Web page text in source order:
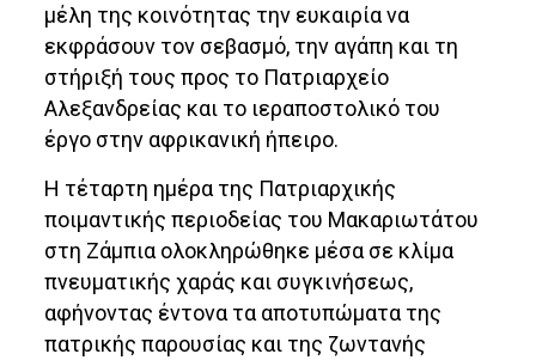
μέλη της κοινότητας την ευκαιρία να
εκφράσουν τον σεβασμό, την αγάπη και τη
στήριξή τους προς το Πατριαρχείο
Αλεξανδρείας και το ιεραποστολικό του
έργο στην αφρικανική ήπειρο.
Η τέταρτη ημέρα της Πατριαρχικής
ποιμαντικής περιοδείας του Μακαριωτάτου
στη Ζάμπια ολοκληρώθηκε μέσα σε κλίμα
πνευματικής χαράς και συγκινήσεως,
αφήνοντας έντονα τα αποτυπώματα της
πατρικής παρουσίας και της ζωντανής